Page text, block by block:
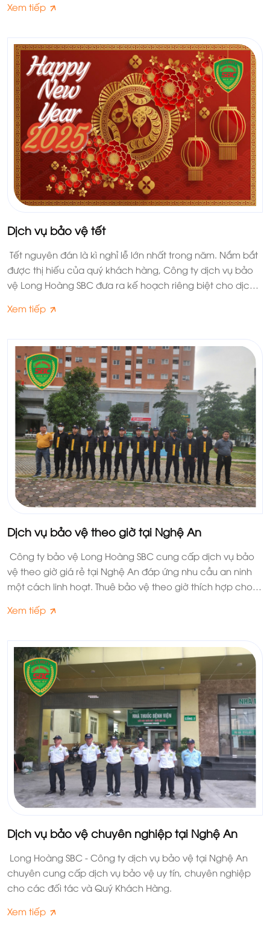
chống cháy nổ tại quán.
Xem tiếp
Dịch vụ bảo vệ tết
Tết nguyên đán là kì nghỉ lễ lớn nhất trong năm. Nắm bắt
được thị hiếu của quý khách hàng, Công ty dịch vụ bảo
vệ Long Hoàng SBC đưa ra kế hoạch riêng biệt cho dịch
hàng dịch vụ chất lượng, uy tín, an tâm trong kỳ nghỉ lễ
Xem tiếp
Dịch vụ bảo vệ theo giờ tại Nghệ An
Công ty bảo vệ Long Hoàng SBC cung cấp dịch vụ bảo
vệ theo giờ giá rẻ tại Nghệ An đáp ứng nhu cầu an ninh
một cách linh hoạt. Thuê bảo vệ theo giờ thích hợp cho
tăng cường an ninh trong thời gian nhất định.
Xem tiếp
Dịch vụ bảo vệ chuyên nghiệp tại Nghệ An
Long Hoàng SBC - Công ty dịch vụ bảo vệ tại Nghệ An
chuyên cung cấp dịch vụ bảo vệ uy tín, chuyên nghiệp
cho các đối tác và Quý Khách Hàng.
Xem tiếp